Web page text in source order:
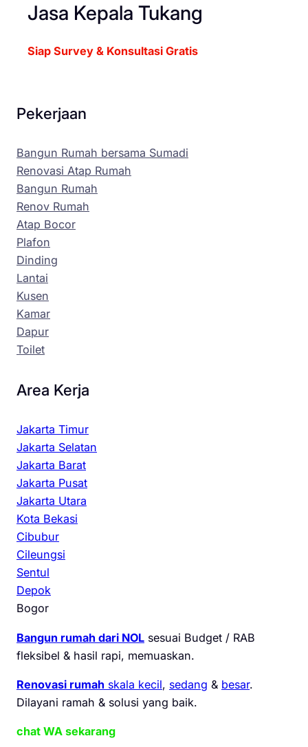
Jasa Kepala Tukang
Siap Survey & Konsultasi Gratis
Pekerjaan
Bangun Rumah bersama Sumadi
Renovasi Atap Rumah
Bangun Rumah
Renov Rumah
Atap Bocor
Plafon
Dinding
Lantai
Kusen
Kamar
Dapur
Toilet
Area Kerja
Jakarta Timur
Jakarta Selatan
Jakarta Barat
Jakarta Pusat
Jakarta Utara
Kota Bekasi
Cibubur
Cileungsi
Sentul
Depok
Bogor
Bangun rumah dari NOL sesuai Budget / RAB
fleksibel & hasil rapi, memuaskan.
Renovasi rumah skala kecil, sedang & besar.
Dilayani ramah & solusi yang baik.
chat WA sekarang